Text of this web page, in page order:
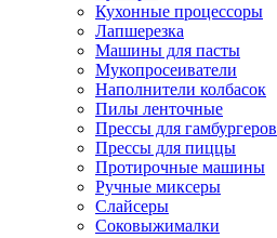
Кухонные процессоры
Лапшерезка
Машины для пасты
Мукопросеиватели
Наполнители колбасок
Пилы ленточные
Прессы для гамбургеров
Прессы для пиццы
Протирочные машины
Ручные миксеры
Слайсеры
Соковыжималки